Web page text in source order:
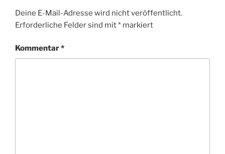
Deine E-Mail-Adresse wird nicht veröffentlicht.
Erforderliche Felder sind mit* markiert
Kommentar*